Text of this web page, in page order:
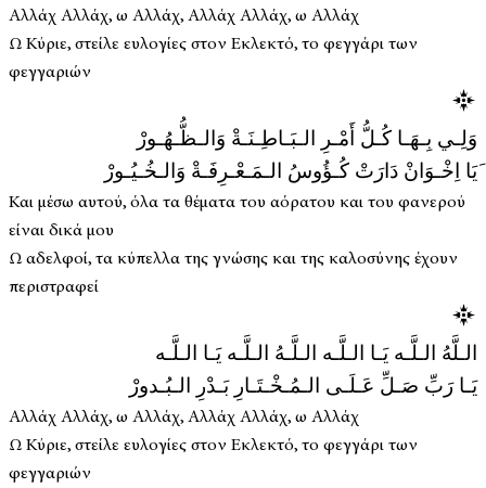
Αλλάχ Αλλάχ, ω Αλλάχ, Αλλάχ Αλλάχ, ω Αλλάχ
Ω Κύριε, στείλε ευλογίες στον Εκλεκτό, το φεγγάρι των
φεγγαριών
وَلِـي بِـهَـا كُـلُّ أَمْـرِ الـبَـاطِـنَـةْ وَالـظُّـهُـورْ
َیَا اِخْـوَانْ دَارَتْ كُـؤُوسُ الـمَـعْـرِفَـةْ وَالـخُـيُـورْ
Και μέσω αυτού, όλα τα θέματα του αόρατου και του φανερού
είναι δικά μου
Ω αδελφοί, τα κύπελλα της γνώσης και της καλοσύνης έχουν
περιστραφεί
الـلَّهُ الـلَّـه يَـا الـلَّـه الـلَّـهُ الـلَّـه يَـا الـلَّـه
يَـا رَبِّ صَـلِّ عَـلَـى الـمُـخْـتَـارِ بَـدْرِ الـبُـدورْ
Αλλάχ Αλλάχ, ω Αλλάχ, Αλλάχ Αλλάχ, ω Αλλάχ
Ω Κύριε, στείλε ευλογίες στον Εκλεκτό, το φεγγάρι των
φεγγαριών